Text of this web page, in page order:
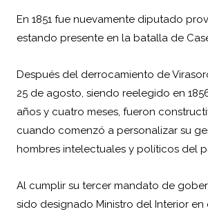
En 1851 fue nuevamente diputado
estando presente en la batalla de
Después del derrocamiento de
25 de agosto, siendo reelegido en
años y cuatro meses, fueron
cuando comenzó a personalizar su
hombres intelectuales y políticos del
Al cumplir su tercer mandato de
sido designado Ministro del Interior